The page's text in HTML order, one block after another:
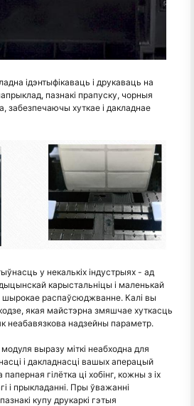
ідэнтыфікаваць і друкаваць на
пазнакі прапуску, чорныя
забезпечаючы хуткае і дакладнае
у некалькіх індустрыях - ад
карыстальніцы і маленькай
распаўсюджванне. Калі вы
якая майстэрна змяшчае хуткасць
неабавязкова надзейны параметр.
выразу міткі неабходна для
і дакладнасці вашых аперацый
гілётка ці хобінг, кожны з іх
і прыкладанні. Пры ўважанні
купу друкаркі гэтыя